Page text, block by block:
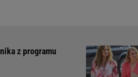
z programu